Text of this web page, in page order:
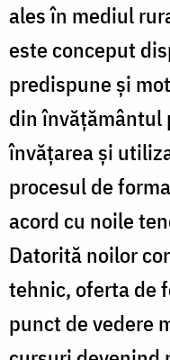
ales în mediul
este conceput
predispune și
din învățământul
învățarea și
procesul de
acord cu noile
Datorită noilor
tehnic, oferta de
punct de vedere